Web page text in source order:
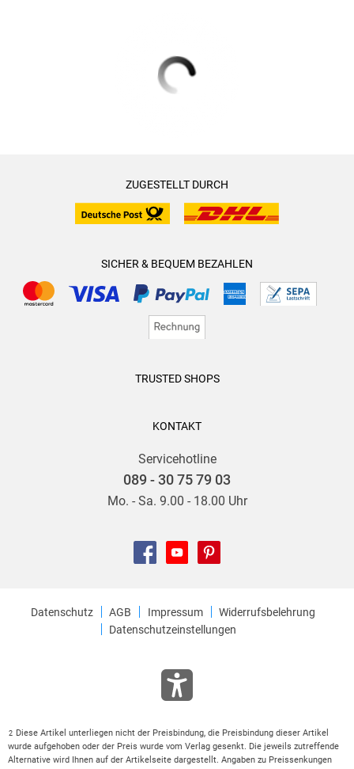
ZUGESTELLT DURCH
SICHER & BEQUEM BEZAHLEN
TRUSTED SHOPS
KONTAKT
Servicehotline
089 - 30 75 79 03
Mo. - Sa. 9.00 - 18.00 Uhr
Datenschutz AGB Impressum
Widerrufsbelehrung
Datenschutzeinstellungen
2 Diese Artikel unterliegen nicht der Preisbindung, die Preisbindung dieser Artikel
wurde aufgehoben oder der Preis wurde vom Verlag gesenkt. Die jeweils zutreffende
Alternative wird Ihnen auf der Artikelseite dargestellt. Angaben zu Preissenkungen